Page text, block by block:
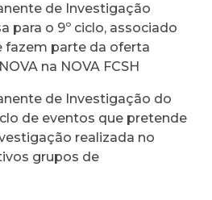
de Investigação
para o 9º ciclo, associado
fazem parte da oferta
na NOVA FCSH
de Investigação do
de eventos que pretende
realizada no
grupos de